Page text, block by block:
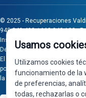
© 2025 - Recuperaciones
948 340 498 / 668 848 123 -
Inscrita en el Registro
Desarrollado porSeintosoft
El proyecto de inversión
por Gobierno de Navarra al
la inversión en pymes
Usamos
Utilizamos cookies
funcionamiento de la
de preferencias,
todas, rechazarlas o